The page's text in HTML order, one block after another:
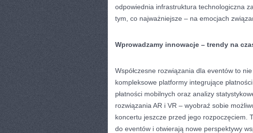
odpowiednia infrastruktura technologiczna
tym, co najważniejsze – na emocjach
Wprowadzamy innowacje – trendy na
Współczesne rozwiązania dla eventów to
kompleksowe platformy integrujące
płatności mobilnych oraz analizy
rozwiązania AR i VR – wyobraź sobie
koncertu jeszcze przed jego rozpoczęciem.
do eventów i otwierają nowe perspektywy